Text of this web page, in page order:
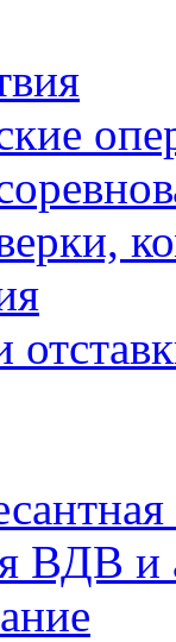
ВДВ и